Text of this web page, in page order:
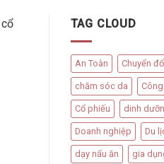
TAG CLOUD
An Toàn Chuyển
chăm sóc da
Cổ phiếu dinh
Doanh nghiệp Du
dạy nấu ăn gia